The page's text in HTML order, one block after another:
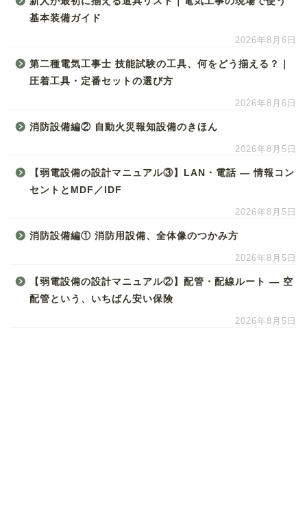
基本装備ガイド
2026年8月6日
第二種電気工事士 技能試験の工具、何をどう揃える？｜
圧着工具・定番セットの選び方
2026年8月6日
消防設備編② 自動火災報知設備のきほん
2026年8月5日
【弱電設備の設計マニュアル③】LAN・電話 ― 情報コン
セントとMDF／IDF
2026年8月5日
消防設備編① 消防用設備、全体像のつかみ方
2026年8月5日
【弱電設備の設計マニュアル②】配管・配線ルート ― 空
配管という、いちばん安い保険
2026年8月5日